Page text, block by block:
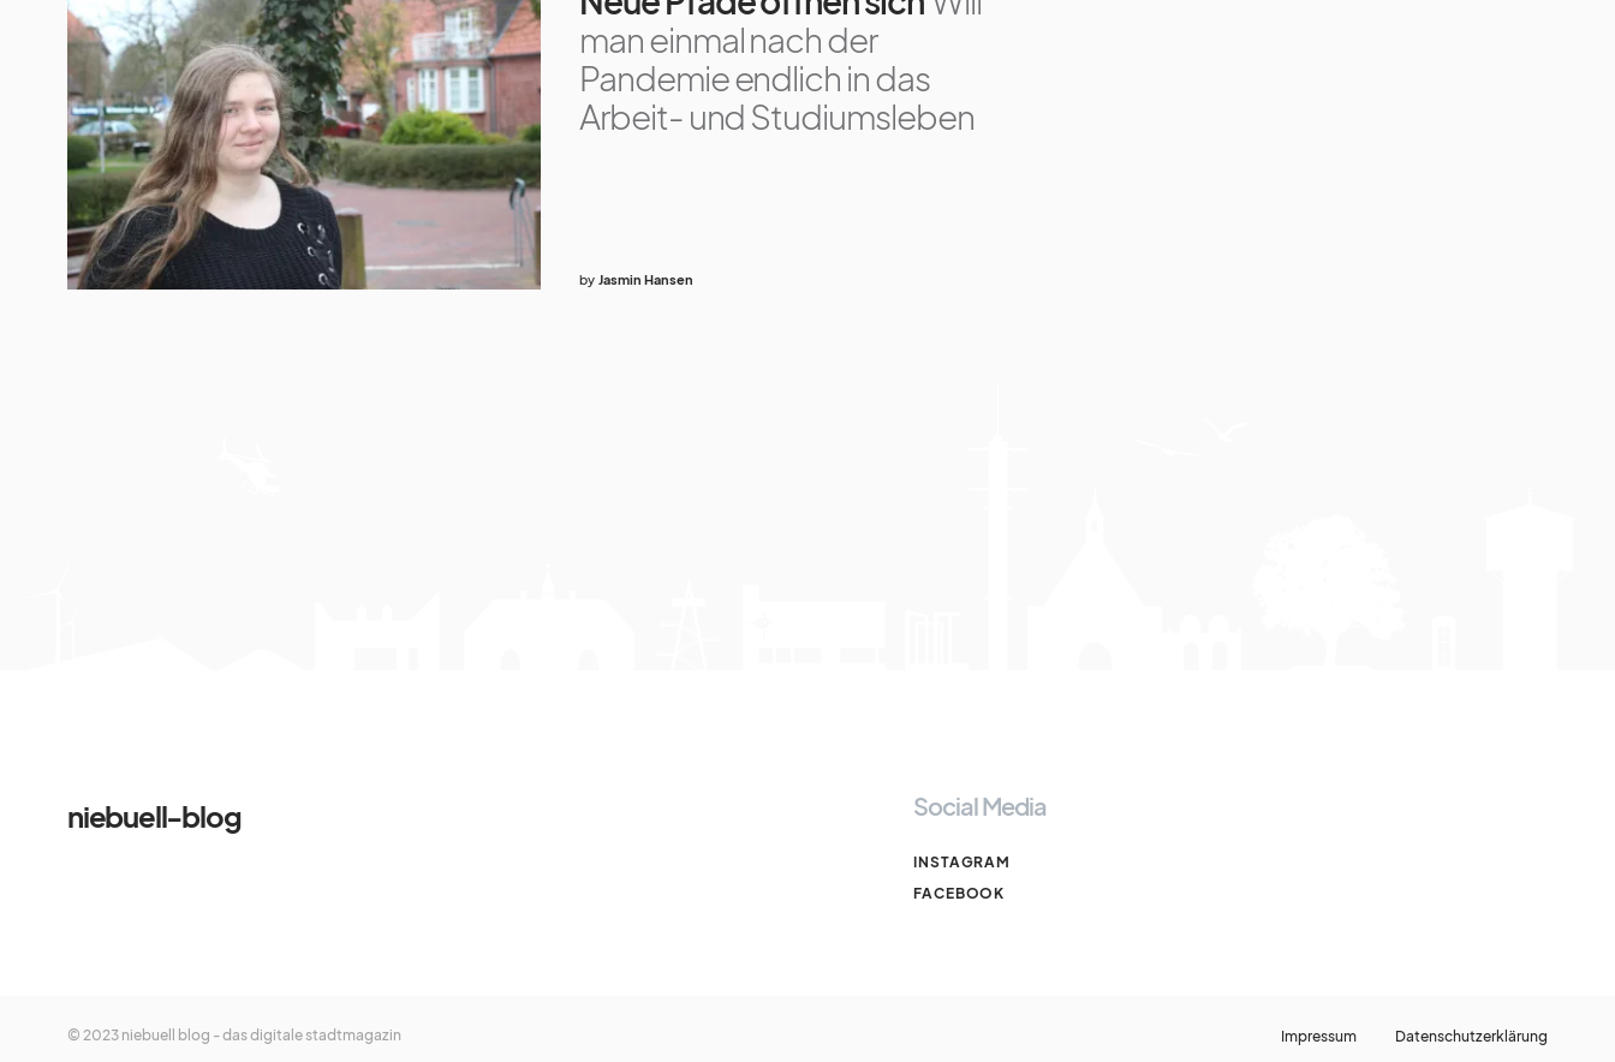
man einmal nach der
Pandemie endlich in das
Arbeit- und Studiumsleben
by Jasmin Hansen
niebuell-blog Social Media
INSTAGRAM
FACEBOOK
© 2023 niebuell blog - das digitale stadtmagazin Impressum Datenschutzerklärung